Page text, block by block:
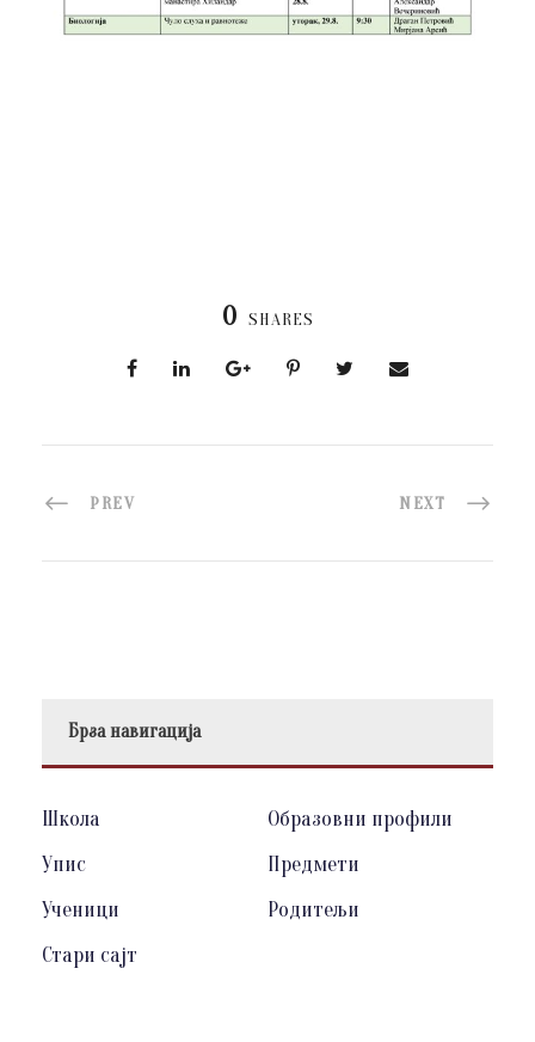
0 SHARES
PREV NEXT
Брза навигација
Школа
Образовни профили
Упис
Предмети
Ученици
Родитељи
Стари сајт